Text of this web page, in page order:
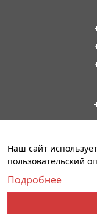
Наш сайт
пользовательский
Подробнее